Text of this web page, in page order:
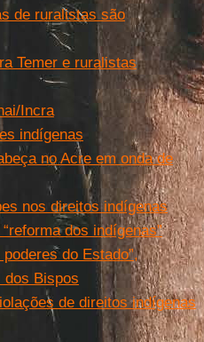
de ruralistas são
Temer e ruralistas
Incra
indígenas
no Acre em onda de
nos direitos indígenas
dos indígenas”
do Estado”,
dos Bispos
de direitos indígenas